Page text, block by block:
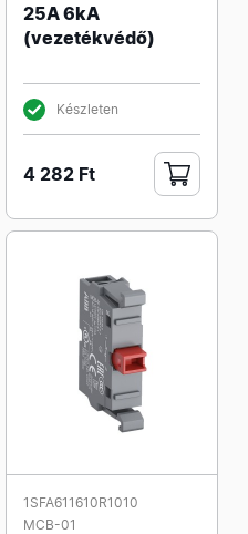
25A 6kA
(vezetékvédő)
Készleten
4 282 Ft
1SFA611610R1010
MCB-01